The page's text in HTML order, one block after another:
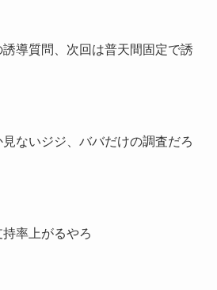
導質問、次回は普天間固定で誘
ないジジ、ババだけの調査だろ
率上がるやろ